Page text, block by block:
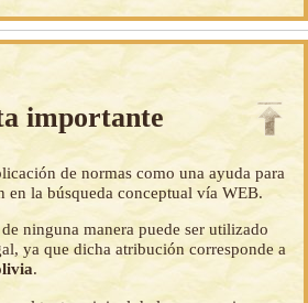
importante
de normas como una ayuda para
la búsqueda conceptual vía WEB.
ninguna manera puede ser utilizado
ya que dicha atribución corresponde a
.